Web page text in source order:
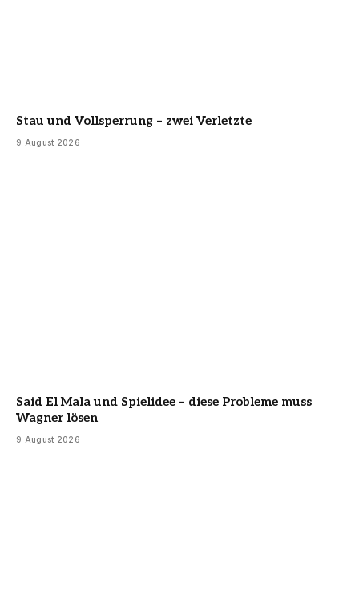
Stau und Vollsperrung – zwei Verletzte
9 August 2026
Said El Mala und Spielidee – diese Probleme muss
Wagner lösen
9 August 2026